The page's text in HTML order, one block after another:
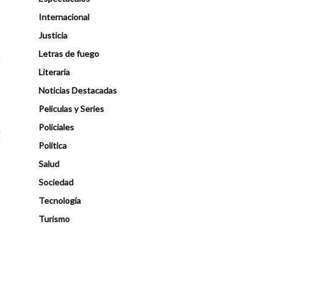
Internacional
Justicia
Letras de fuego
Literaria
Noticias Destacadas
Peliculas y Series
Policiales
Política
Salud
Sociedad
Tecnología
Turismo